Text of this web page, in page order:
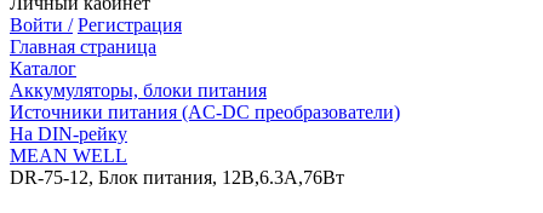
Войти / Регистрация
Главная страница
Каталог
Аккумуляторы, блоки питания
Источники питания (AC-DC преобразователи)
На DIN-рейку
MEAN WELL
DR-75-12, Блок питания, 12B,6.3A,76Вт